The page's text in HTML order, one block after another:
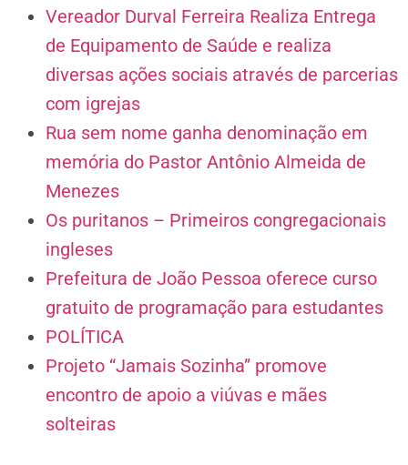
Vereador Durval Ferreira Realiza Entrega
de Equipamento de Saúde e realiza
diversas ações sociais através de parcerias
com igrejas
Rua sem nome ganha denominação em
memória do Pastor Antônio Almeida de
Menezes
Os puritanos – Primeiros congregacionais
ingleses
Prefeitura de João Pessoa oferece curso
gratuito de programação para estudantes
POLÍTICA
Projeto “Jamais Sozinha” promove
encontro de apoio a viúvas e mães
solteiras